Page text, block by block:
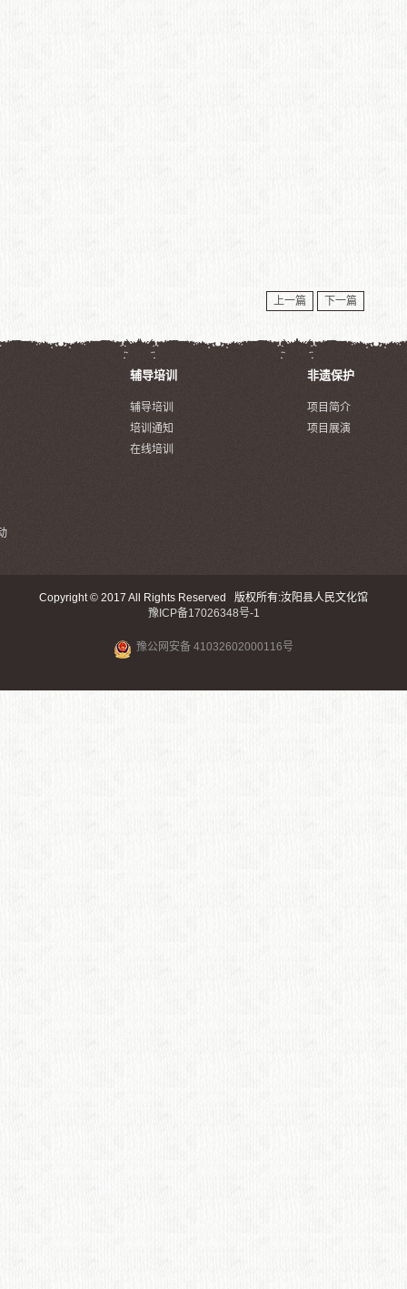
上一篇 下一篇
辅导培训
辅导培训
培训通知
在线培训
非遗保护
项目简介
项目展演
Copyright © 2017 All Rights Reserved 版权所有:汝阳县人民文化馆
豫ICP备17026348号-1
豫公网安备 41032602000116号